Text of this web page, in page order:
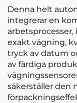
Denna helt
integrerar en
exakt vägning,
tryck av datum
av färdiga
säkerställer den